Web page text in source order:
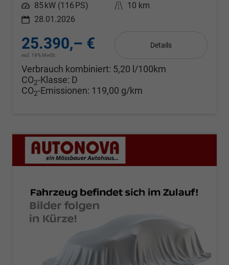
Leistung 85 kW (116 PS) Kilometerstand 10 km
28.01.2026
25.390,– €
incl. 19% MwSt.
Details
Verbrauch kombiniert: 5,20 l/100km
CO2-Klasse: D
CO2-Emissionen: 119,00 g/km